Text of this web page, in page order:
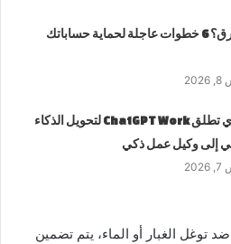
هاتفك سُرق؟ 6 خطوات عاجلة لحماية حساباتك
أوبن إيه آي تطلق ChatGPT Work لتحويل الذكاء
إلى وكيل عمل ذكي
الغبار أو الماء، يتم تضمين